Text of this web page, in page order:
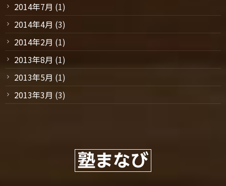
2014年7月 (1)
2014年4月 (3)
2014年2月 (1)
2013年8月 (1)
2013年5月 (1)
2013年3月 (3)